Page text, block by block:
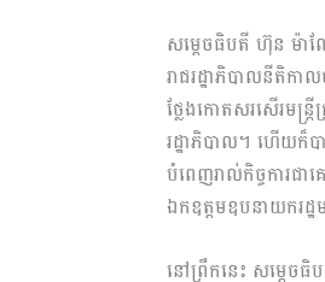
សម្តេចធិបតី ហ៊ុន ម៉ាណ
រាជរដ្ឋាភិបាលនីតិក
ថ្លែងកោតសរសើរមន្
រដ្ឋាភិបាល។ ហើយក៏ប
បំពេញរាល់កិច្ចការជ
ឯកឧត្តមឧបនាយករដ្
នៅព្រឹកនេះ សម្តេច